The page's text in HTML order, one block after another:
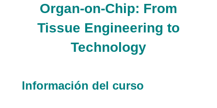
Organ-on-Chip: From
Tissue Engineering to
Technology
Información del curso